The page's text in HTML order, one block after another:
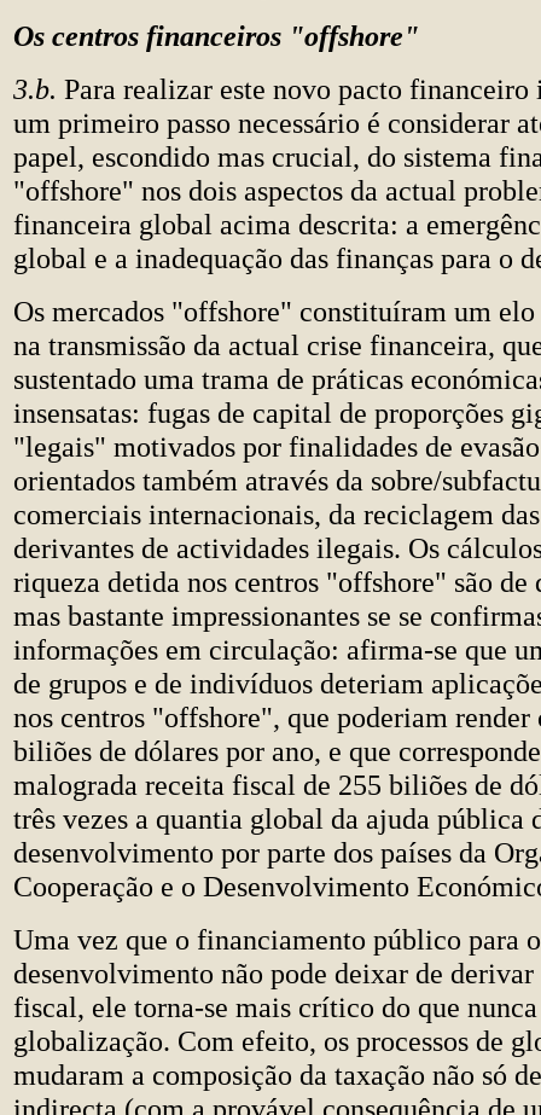
Os centros financeiros "offshore"
3.b. Para realizar este novo pacto
um primeiro passo necessário é considerar
papel, escondido mas crucial, do sistema
"offshore" nos dois aspectos da actual
financeira global acima descrita: a
global e a inadequação das finanças para o
Os mercados "offshore" constituíram um
na transmissão da actual crise financeira,
sustentado uma trama de práticas
insensatas: fugas de capital de proporções
"legais" motivados por finalidades de
orientados também através da sobre/
comerciais internacionais, da reciclagem
derivantes de actividades ilegais. Os
riqueza detida nos centros "offshore" são
mas bastante impressionantes se se
informações em circulação: afirma-se que
de grupos e de indivíduos deteriam
nos centros "offshore", que poderiam render
biliões de dólares por ano, e que
malograda receita fiscal de 255 biliões de
três vezes a quantia global da ajuda pública
desenvolvimento por parte dos países da
Cooperação e o Desenvolvimento
Uma vez que o financiamento público para o
desenvolvimento não pode deixar de derivar
fiscal, ele torna-se mais crítico do que nunca
globalização. Com efeito, os processos de
mudaram a composição da taxação não só
indirecta (com a provável consequência de